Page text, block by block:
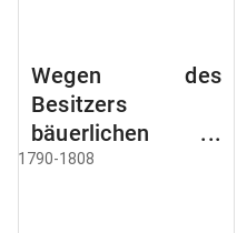
Wegen des
Besitzers
bäuerlichen
Grundstücke, den
1790-1808